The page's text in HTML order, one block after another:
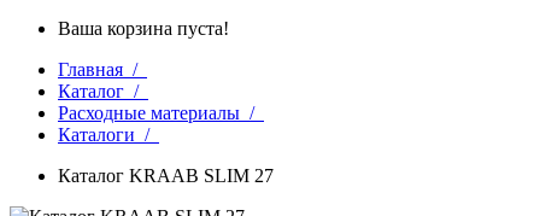
Ваша корзина пуста!
Главная /
Каталог /
Расходные материалы /
Каталоги /
Каталог KRAAB SLIM 27